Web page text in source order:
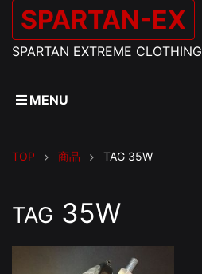
SPARTAN-EX
SPARTAN EXTREME CLOTHING
MENU
TOP 商品 TAG 35W
TAG 35W